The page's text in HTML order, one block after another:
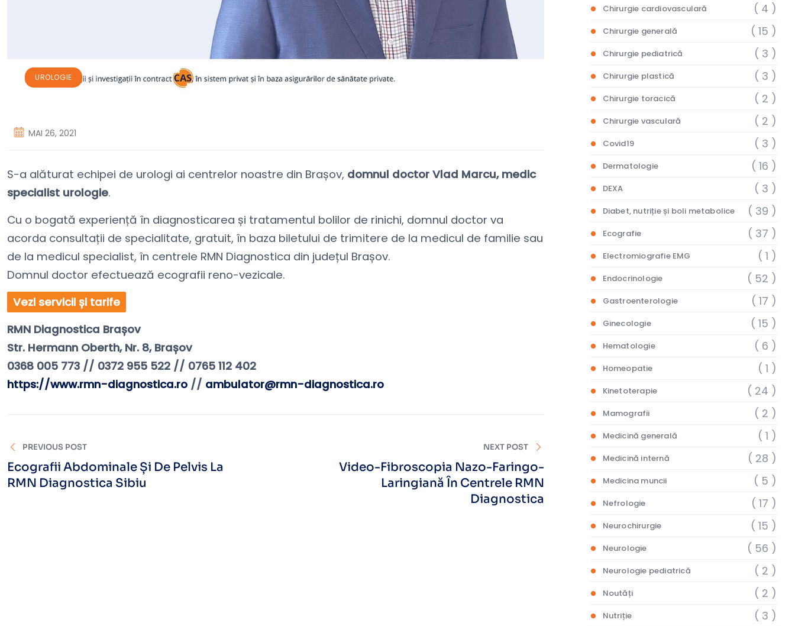
UROLOGIE
MAI 26, 2021
S-a alăturat echipei de urologi ai centrelor noastre din Brașov, domnul doctor Vlad Marcu, medic
specialist urologie.
Cu o bogată experiență în diagnosticarea și tratamentul bolilor de rinichi, domnul doctor va
acorda consultații de specialitate, gratuit, în baza biletului de trimitere de la medicul de familie sau
de la medicul specialist, în centrele RMN Diagnostica din județul Brașov.
Domnul doctor efectuează ecografii reno-vezicale.
Vezi servicii și tarife
RMN Diagnostica Brașov⠀
Str. Hermann Oberth, Nr. 8, Brașov
0368 005 773 // 0372 955 522 // 0765 112 402
https://www.rmn-diagnostica.ro // ambulator@rmn-diagnostica.ro
PREVIOUS POST
Ecografii Abdominale Și De Pelvis La
RMN Diagnostica Sibiu
NEXT POST
Video-Fibroscopia Nazo-Faringo-
Laringiană În Centrele RMN
Diagnostica
Chirurgie cardiovasculară ( 4 )
Chirurgie generală ( 15 )
Chirurgie pediatrică ( 3 )
Chirurgie plastică ( 3 )
Chirurgie toracică ( 2 )
Chirurgie vasculară ( 2 )
Covid19 ( 3 )
Dermatologie ( 16 )
DEXA ( 3 )
Diabet, nutriție și boli metabolice ( 39 )
Ecografie ( 37 )
Electromiografie EMG ( 1 )
Endocrinologie ( 52 )
Gastroenterologie ( 17 )
Ginecologie ( 15 )
Hematologie ( 6 )
Homeopatie ( 1 )
Kinetoterapie ( 24 )
Mamografii ( 2 )
Medicină generală ( 1 )
Medicină internă ( 28 )
Medicina muncii ( 5 )
Nefrologie ( 17 )
Neurochirurgie ( 15 )
Neurologie ( 56 )
Neurologie pediatrică ( 2 )
Noutăți ( 2 )
Nutriție ( 3 )